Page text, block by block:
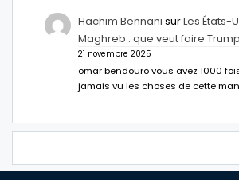
Hachim Bennani surLes États-
Maghreb : que veut faire
21 novembre 2025
omar bendouro vous avez 1000
jamais vu les choses de cette